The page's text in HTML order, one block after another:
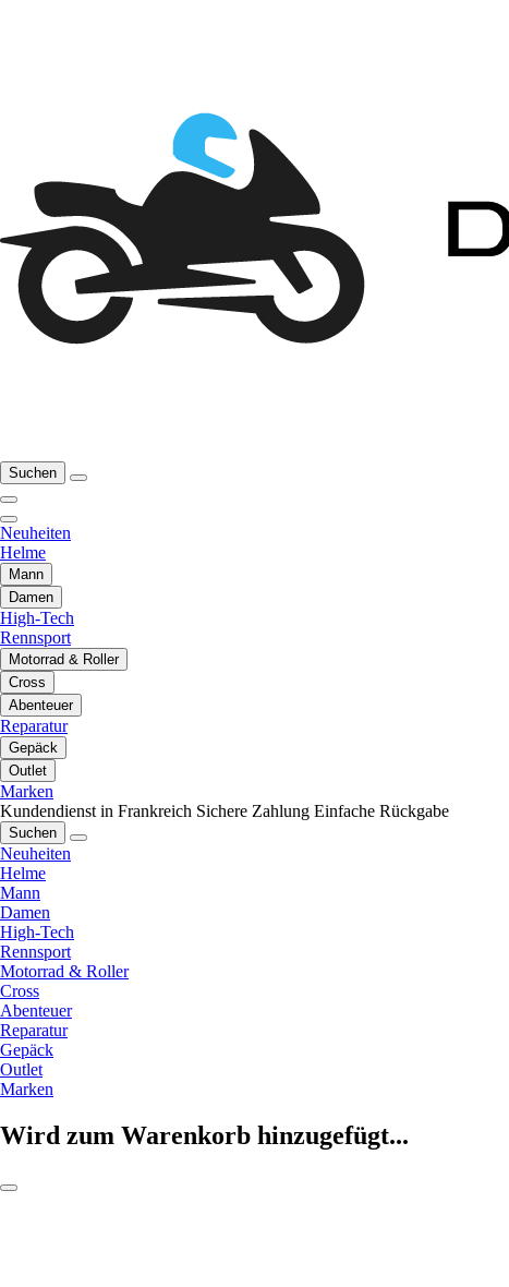
Suchen
Neuheiten
Helme
Mann
Damen
High-Tech
Rennsport
Motorrad & Roller
Cross
Abenteuer
Reparatur
Gepäck
Outlet
Marken
Kundendienst in Frankreich Sichere Zahlung Einfache Rückgabe
Suchen
Neuheiten
Helme
Mann
Damen
High-Tech
Rennsport
Motorrad & Roller
Cross
Abenteuer
Reparatur
Gepäck
Outlet
Marken
Wird zum Warenkorb hinzugefügt...